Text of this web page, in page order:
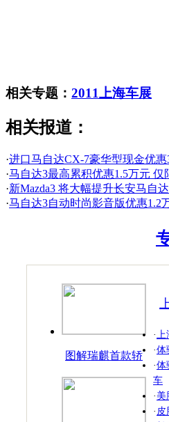
相关专题： 2011上海车展
相关报道：
·进口马自达CX-7豪华型现金优惠
·马自达3最高累积优惠1.5万元 仅
·新Mazda3 将大幅提升长安马自
·马自达3自动时尚影音版优惠1.2
图解瑞麒首款轿
跑
·上
·体
·体
车
· 美
· 皮